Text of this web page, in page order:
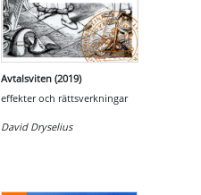
Avtalsviten (2019)
effekter och rättsverkningar
David Dryselius